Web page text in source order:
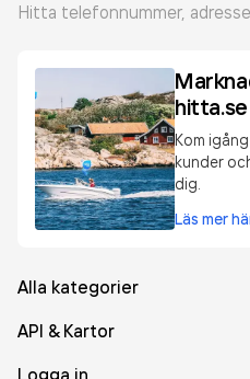
Hitta telefonnummer,
hitta.se
Kom
kunder
dig.
Läs mer
Alla kategorier
API & Kartor
Logga in